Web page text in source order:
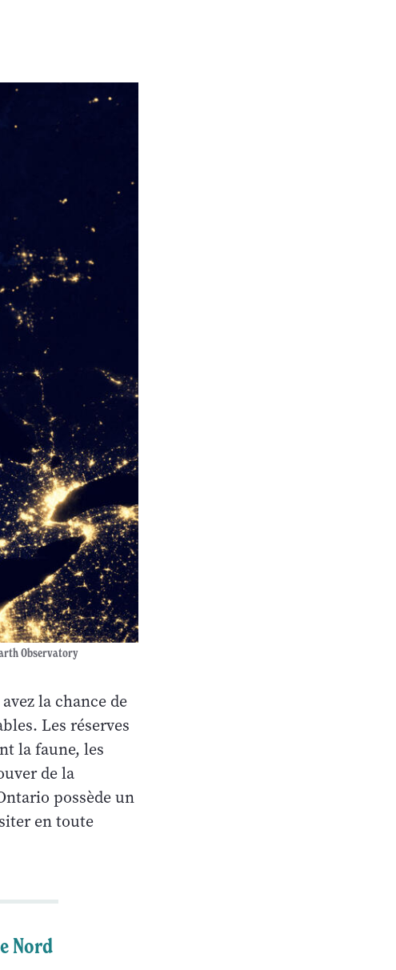
Observatory
la chance de
Les réserves
la faune, les
de la
possède un
en toute
Nord